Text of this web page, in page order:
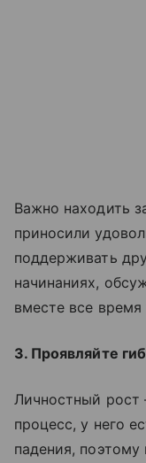
Важно находить
приносили
поддерживать
начинаниях,
вместе все
3. Проявляйте
Личностный
процесс, у него
падения, поэтому